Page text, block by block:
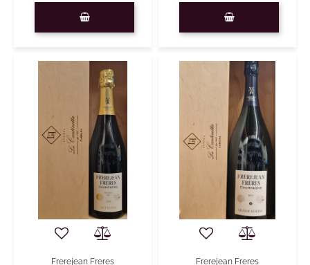
Frerejean Freres
Frerejean Freres